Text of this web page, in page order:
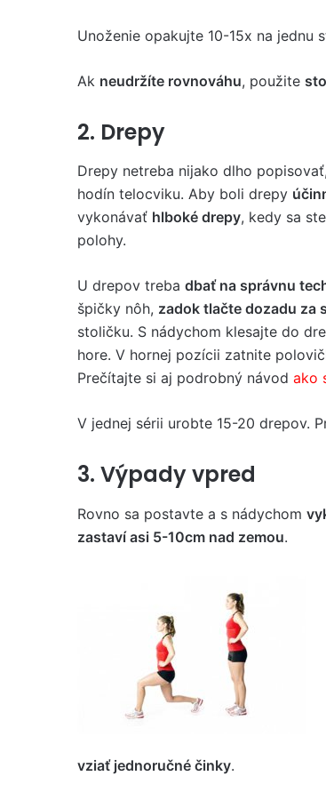
Unoženie opakujte 10-15x na jednu
Ak neudržíte rovnováhu, použite
2. Drepy
Drepy netreba nijako dlho
hodín telocviku. Aby boli drepy
vykonávať hlboké drepy, kedy sa
polohy.
U drepov treba dbať na správnu
špičky nôh, zadok tlačte dozadu za
stoličku. S nádychom klesajte do
hore. V hornej pozícii zatnite
Prečítajte si aj podrobný návod ako
V jednej sérii urobte 15-20 drepov.
3. Výpady vpred
Rovno sa postavte a s nádychom
zastaví asi 5-10cm nad zemou.
vziať jednoručné činky.